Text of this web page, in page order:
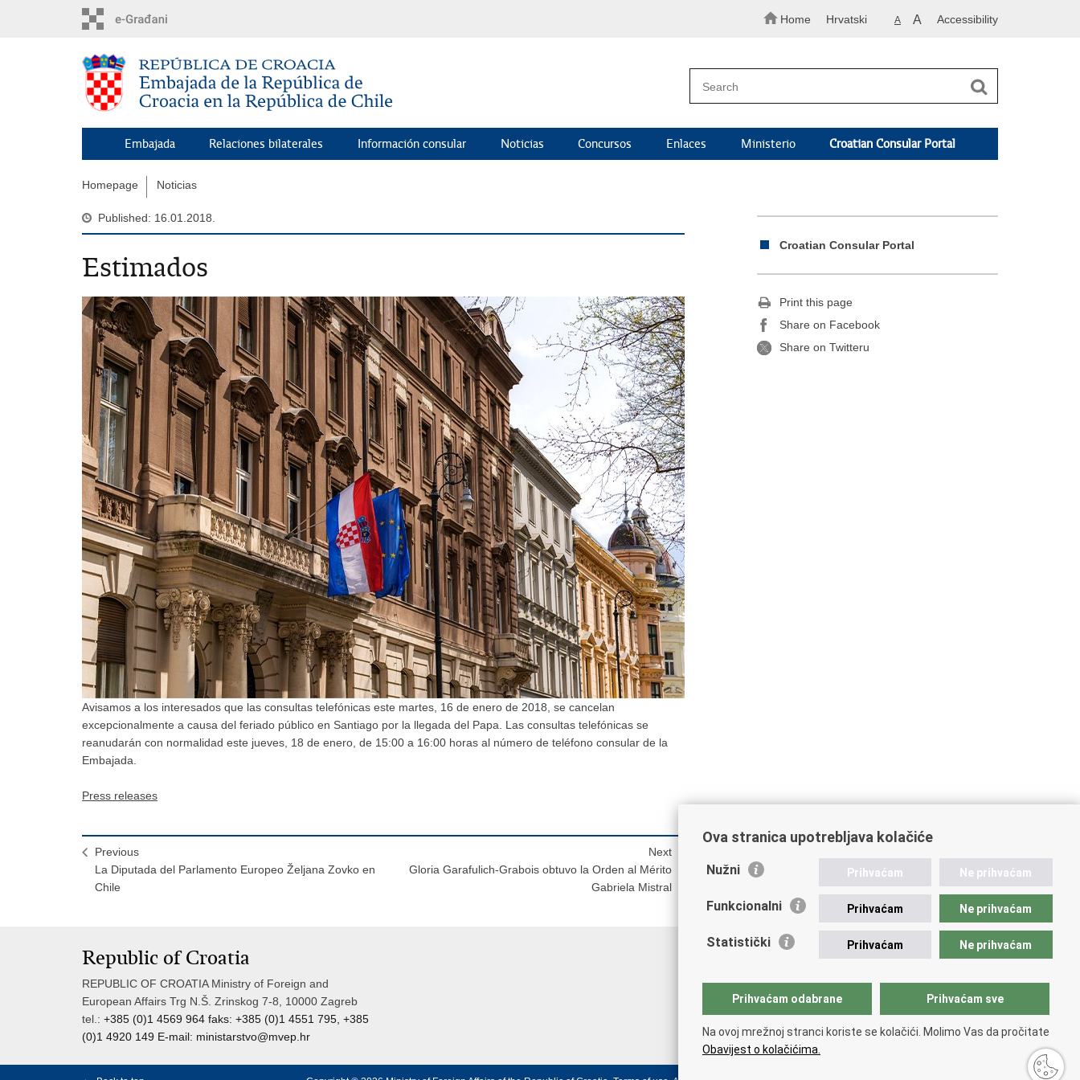
Home Hrvatski A A Accessibility
Embajada Relaciones bilaterales Información consular Noticias Concursos Enlaces Ministerio Croatian Consular Portal
Homepage Noticias
Published: 16.01.2018.
Estimados
Avisamos a los interesados que las consultas telefónicas este martes, 16 de enero de 2018, se cancelan
excepcionalmente a causa del feriado público en Santiago por la llegada del Papa. Las consultas telefónicas se
reanudarán con normalidad este jueves, 18 de enero, de 15:00 a 16:00 horas al número de teléfono consular de la
Embajada.
Press releases
Previous
La Diputada del Parlamento Europeo Željana Zovko en
Chile
Next
Gloria Garafulich-Grabois obtuvo la Orden al Mérito
Gabriela Mistral
Croatian Consular Portal
Print this page
Share on Facebook
Share on Twitteru
Republic of Croatia
REPUBLIC OF CROATIA Ministry of Foreign and
European Affairs Trg N.Š. Zrinskog 7-8, 10000 Zagreb
tel.: +385 (0)1 4569 964 faks: +385 (0)1 4551 795, +385
(0)1 4920 149 E-mail: ministarstvo@mvep.hr
Ova stranica upotrebljava kolačiće
Nužni Prihvaćam Ne prihvaćam
Funkcionalni Prihvaćam Ne prihvaćam
Statistički Prihvaćam Ne prihvaćam
Prihvaćam odabrane Prihvaćam sve
Na ovoj mrežnoj stranci koriste se kolačići. Molimo Vas da pročitate
Obavijest o kolačićima.